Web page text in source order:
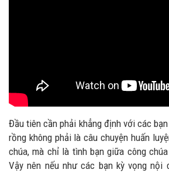
Đầu tiên cần phải khẳng định với các
rồng không phải là câu chuyện huấn
chúa, mà chỉ là tình bạn giữa công
Vậy nên nếu như các bạn kỳ vọng nội